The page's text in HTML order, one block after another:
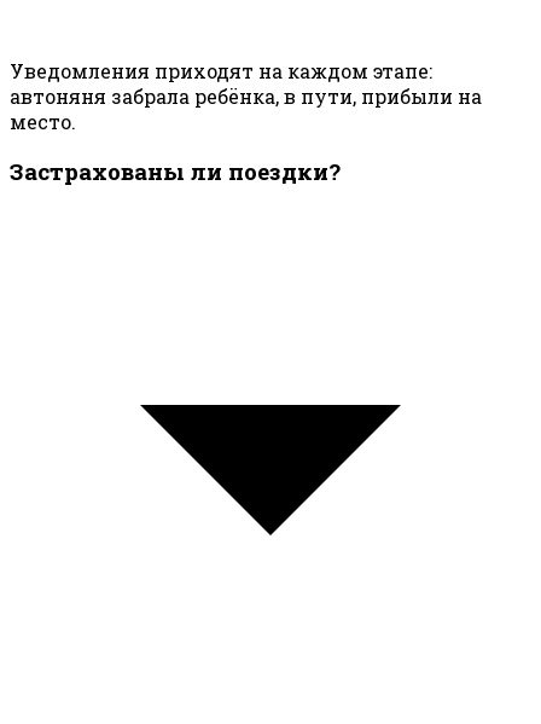
Уведомления приходят на каждом этапе:
автоняня забрала ребёнка, в пути, прибыли на
место.
Застрахованы ли поездки?